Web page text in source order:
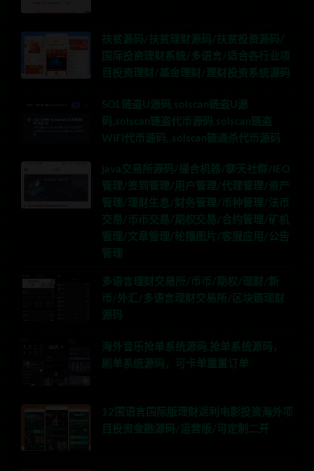
扶贫源码/扶贫理财源码/扶贫投资源码/
国际投资理财系统/多语言/适合各行业项
目投资理财/基金理财/理财投资系统源码
SOL链盗U源码,solscan链盗U源
码,solscan链盗代币源码,solscan链盗
WIFI代币源码,,solscan链通杀代币源码
java交易所源码/撮合机器/聊天社群/IEO
管理/签到管理/用户管理/代理管理/资产
管理/理财生息/财务管理/币种管理/法币
交易/币币交易/期权交易/合约管理/矿机
管理/文章管理/轮播图片/客服应用/公告
管理
多语言理财交易所/币币/期权/理财/新
币/外汇/多语言理财交易所/区块链理财
源码
海外音乐抢单系统源码,抢单系统源码，
刷单系统源码，可卡单重置订单
12国语言国际版理财返利电影投资海外项
目投资金融源码/运营版/可定制二开